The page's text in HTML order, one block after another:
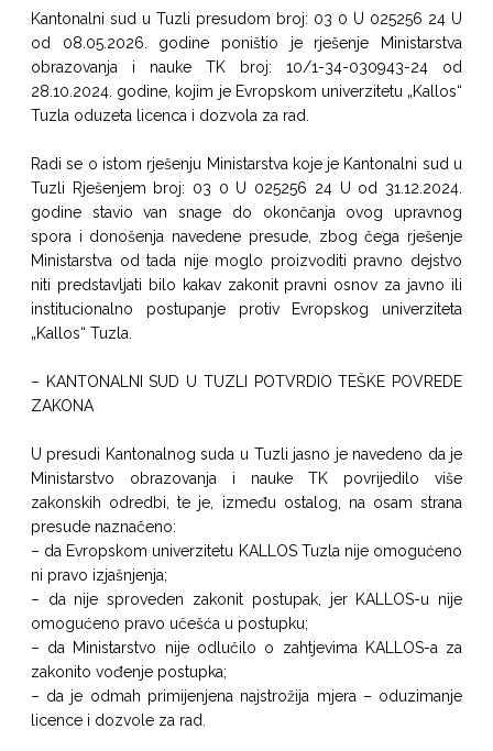
Kantonalni sud u Tuzli presudom broj: 03 0 U 025256 24 U
od 08.05.2026. godine poništio je rješenje Ministarstva
obrazovanja i nauke TK broj: 10/1-34-030943-24 od
28.10.2024. godine, kojim je Evropskom univerzitetu „Kallos“
Tuzla oduzeta licenca i dozvola za rad.
Radi se o istom rješenju Ministarstva koje je Kantonalni sud u
Tuzli Rješenjem broj: 03 0 U 025256 24 U od 31.12.2024.
godine stavio van snage do okončanja ovog upravnog
spora i donošenja navedene presude, zbog čega rješenje
Ministarstva od tada nije moglo proizvoditi pravno dejstvo
niti predstavljati bilo kakav zakonit pravni osnov za javno ili
institucionalno postupanje protiv Evropskog univerziteta
„Kallos“ Tuzla.
– KANTONALNI SUD U TUZLI POTVRDIO TEŠKE POVREDE
ZAKONA
U presudi Kantonalnog suda u Tuzli jasno je navedeno da je
Ministarstvo obrazovanja i nauke TK povrijedilo više
zakonskih odredbi, te je, između ostalog, na osam strana
presude naznačeno:
– da Evropskom univerzitetu KALLOS Tuzla nije omogućeno
ni pravo izjašnjenja;
– da nije sproveden zakonit postupak, jer KALLOS-u nije
omogućeno pravo učešća u postupku;
– da Ministarstvo nije odlučilo o zahtjevima KALLOS-a za
zakonito vođenje postupka;
– da je odmah primijenjena najstrožija mjera – oduzimanje
licence i dozvole za rad.